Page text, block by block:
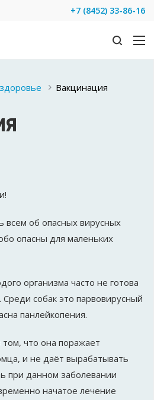
+7 (8452) 33-86-16
здоровье Вакцинация
всем об опасных вирусных
опасны для маленьких
организма часто не готова
Среди собак это парвовирусный
панлейкопения.
что она поражает
и не даёт вырабатывать
при данном заболевании
начатое лечение